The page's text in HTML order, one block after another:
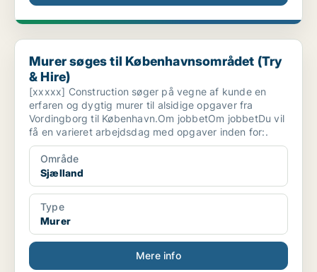
Murer søges til Københavnsområdet (Try & Hire)
Murer søges til Københavnsområdet (Try
& Hire)
[xxxxx] Construction søger på vegne af kunde en
erfaren og dygtig murer til alsidige opgaver fra
Vordingborg til København.Om jobbetOm jobbetDu vil
få en varieret arbejdsdag med opgaver inden for:.
Område
Sjælland
Type
Murer
Mere info